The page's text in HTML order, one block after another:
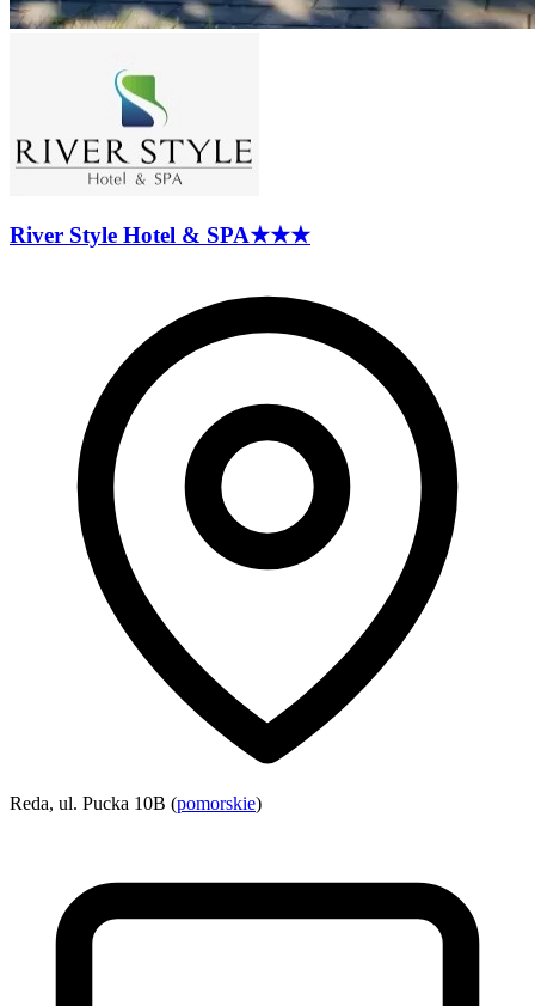
River Style Hotel & SPA★★★
Reda, ul. Pucka 10B (pomorskie)